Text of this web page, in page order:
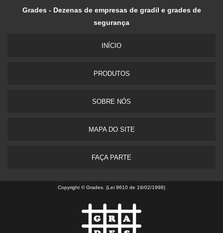
Grades - Dezenas de empresas de gradil e grades de
segurança
INÍ­CIO
PRODUTOS
SOBRE NÓS
MAPA DO SITE
FAÇA PARTE
Copyright © Grades. (Lei 9610 de 19/02/1998)